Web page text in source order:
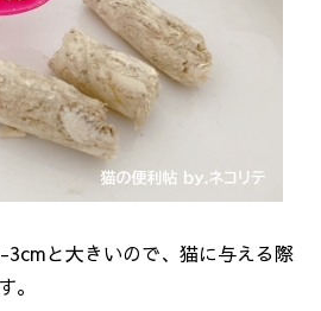
と大きいので、猫に与える際
。